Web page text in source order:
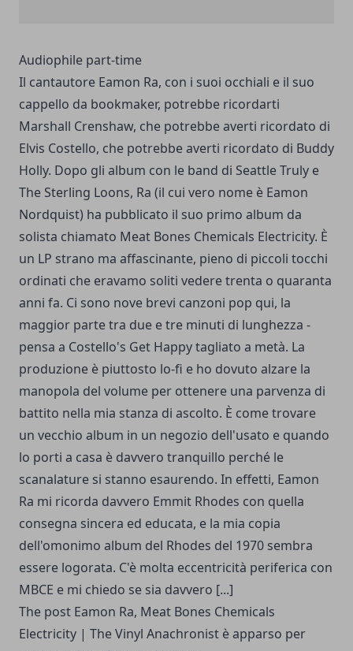
Audiophile part-time
Il cantautore Eamon Ra, con i suoi occhiali e il suo
cappello da bookmaker, potrebbe ricordarti
Marshall Crenshaw, che potrebbe averti ricordato di
Elvis Costello, che potrebbe averti ricordato di Buddy
Holly. Dopo gli album con le band di Seattle Truly e
The Sterling Loons, Ra (il cui vero nome è Eamon
Nordquist) ha pubblicato il suo primo album da
solista chiamato Meat Bones Chemicals Electricity. È
un LP strano ma affascinante, pieno di piccoli tocchi
ordinati che eravamo soliti vedere trenta o quaranta
anni fa. Ci sono nove brevi canzoni pop qui, la
maggior parte tra due e tre minuti di lunghezza -
pensa a Costello's Get Happy tagliato a metà. La
produzione è piuttosto lo-fi e ho dovuto alzare la
manopola del volume per ottenere una parvenza di
battito nella mia stanza di ascolto. È come trovare
un vecchio album in un negozio dell'usato e quando
lo porti a casa è davvero tranquillo perché le
scanalature si stanno esaurendo. In effetti, Eamon
Ra mi ricorda davvero Emmit Rhodes con quella
consegna sincera ed educata, e la mia copia
dell'omonimo album del Rhodes del 1970 sembra
essere logorata. C'è molta eccentricità periferica con
MBCE e mi chiedo se sia davvero [...]
The post Eamon Ra, Meat Bones Chemicals
Electricity | The Vinyl Anachronist èapparso per